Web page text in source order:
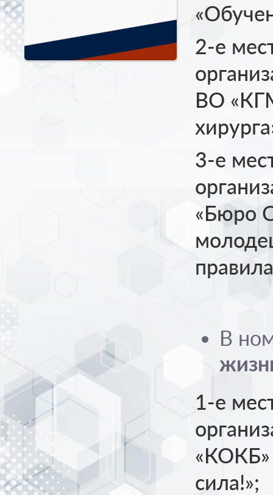
2-е
ВО
3-е
«Бюро
В
1-е
сила!»;